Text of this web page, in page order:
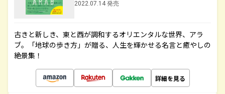
2022.07.14 発売
古きと新しき、東と西が調和するオリエンタルな世界、アラ
ブ。「地球の歩き方」が贈る、人生を輝かせる名言と癒やしの
絶景集！
詳細を見る